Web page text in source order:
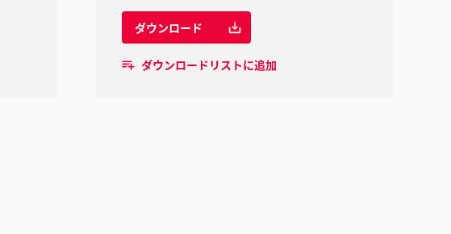
ダウンロード
ダウンロードリストに追加